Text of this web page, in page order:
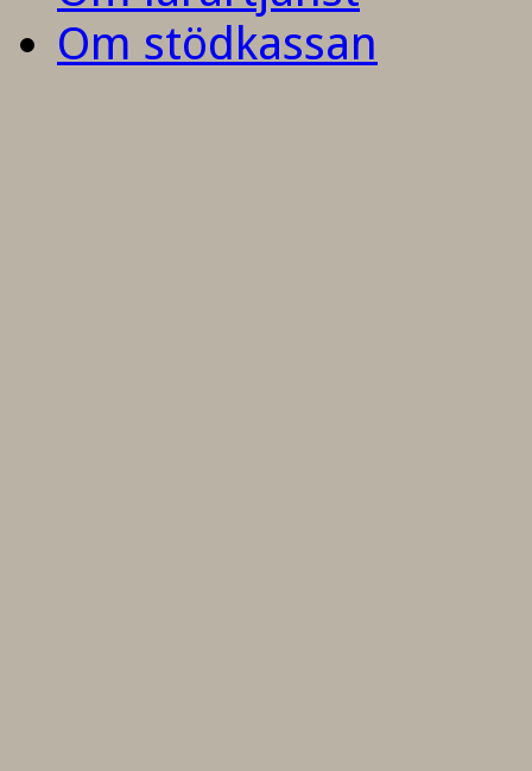
Om stödkassan